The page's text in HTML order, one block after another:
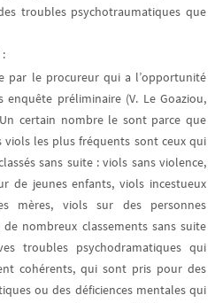
troubles psychotraumatiques que
par le procureur qui a l’opportunité
préliminaire (V. Le Goaziou,
certain nombre le sont parce que
viols les plus fréquents sont ceux qui
sans suite : viols sans violence,
de jeunes enfants, viols incestueux
mères, viols sur des personnes
de nombreux classements sans suite
troubles psychodramatiques qui
cohérents, qui sont pris pour des
ou des déficiences mentales qui